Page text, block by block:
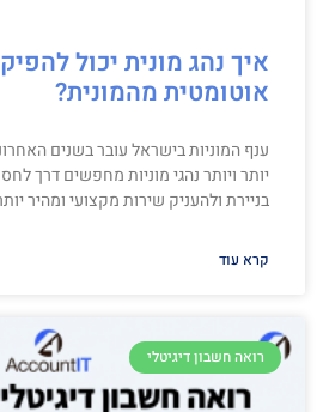
איך נהג מונית יכול
אוטומטית מהמונית?
ענף המוניות בישראל עובר בשנים
יותר ויותר נהגי מוניות מחפשים דרך
בניירת ולהעניק שירות מקצועי ומהיר
קרא עוד
רואה חשבון דיגיטלי